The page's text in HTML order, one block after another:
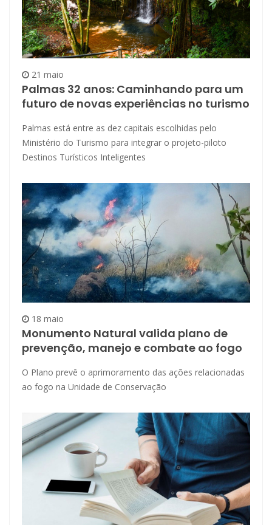
21 maio
Palmas 32 anos: Caminhando para um
futuro de novas experiências no turismo
Palmas está entre as dez capitais escolhidas pelo
Ministério do Turismo para integrar o projeto-piloto
Destinos Turísticos Inteligentes
18 maio
Monumento Natural valida plano de
prevenção, manejo e combate ao fogo
O Plano prevê o aprimoramento das ações relacionadas
ao fogo na Unidade de Conservação